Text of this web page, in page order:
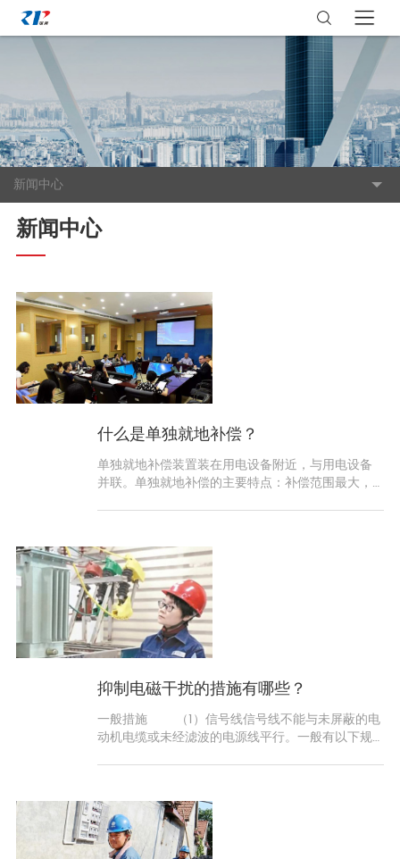
新闻中心
新闻中心
什么是单独就地补偿？
单独就地补偿装置装在用电设备附近，与用电设备
并联。单独就地补偿的主要特点：补偿范围最大，
抑制电磁干扰的措施有哪些？
一般措施 （1）信号线信号线不能与未屏蔽的电
动机电缆或未经滤波的电源线平行。一般有以下规